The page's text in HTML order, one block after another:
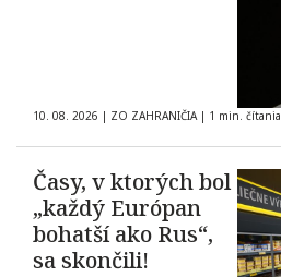
10. 08. 2026 | ZO ZAHRANIČIA | 1 min. čítania
Časy, v ktorých bol
„každý Európan
bohatší ako Rus“,
sa skončili!